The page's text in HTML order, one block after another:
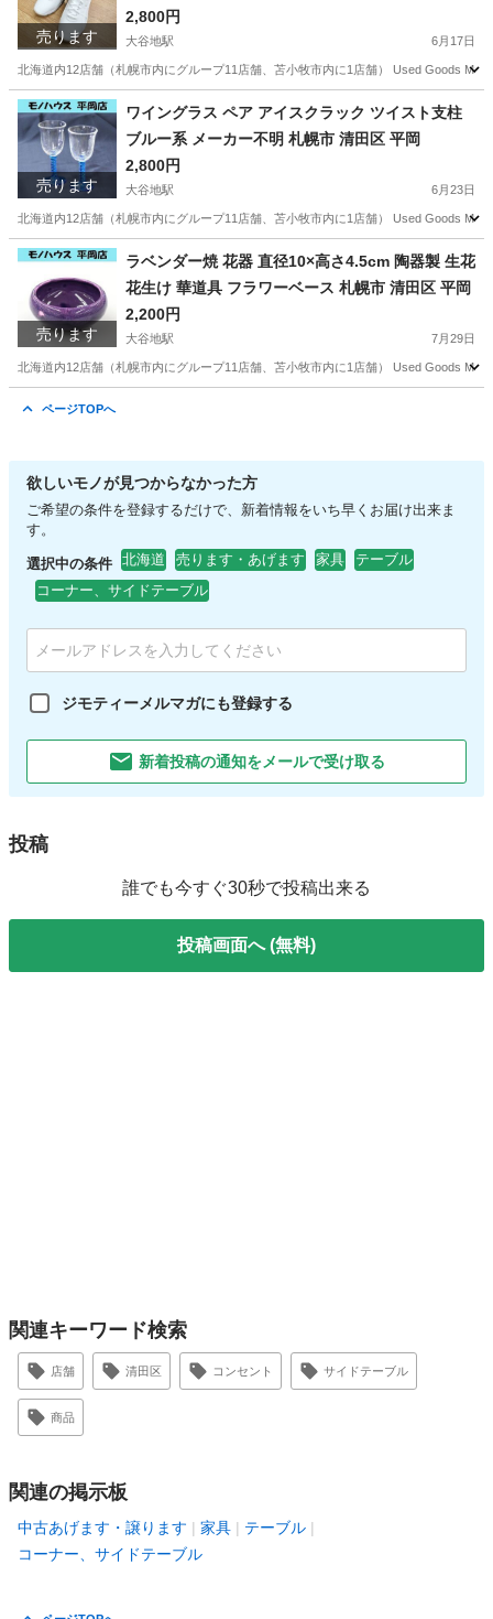
売ります
平岡
2,800円
大谷地駅 6月17日
北海道内12店舗（札幌市内にグループ11店舗、苫小牧市内に1店舗） Used Goods
北海道 札幌市 大谷地駅 靴 アシックス
売ります
ワイングラス ペア アイスクラック ツイスト支柱
ブルー系 メーカー不明 札幌市 清田区 平岡
2,800円
大谷地駅 6月23日
北海道内12店舗（札幌市内にグループ11店舗、苫小牧市内に1店舗） Used Goods
北海道 札幌市 大谷地駅 食器 ワイングラス
売ります
ラベンダー焼 花器 直径10×高さ4.5cm 陶器製 生花
花生け 華道具 フラワーベース 札幌市 清田区 平岡
2,200円
大谷地駅 7月29日
北海道内12店舗（札幌市内にグループ11店舗、苫小牧市内に1店舗） Used Goods
ページTOPへ
欲しいモノが見つからなかった方
ご希望の条件を登録するだけで、新着情報をいち早くお届け出来ま
す。
選択中の条件 北海道 売ります・あげます 家具
テーブル
コーナー、サイドテーブル
ジモティーメルマガにも登録する
新着投稿の通知をメールで受け取る
投稿
誰でも今すぐ30秒で投稿出来る
投稿画面へ (無料)
関連キーワード検索
店舗 清田区 コンセント サイドテーブル
商品
関連の掲示板
中古あげます・譲ります 家具
テーブル
コーナー、サイドテーブル